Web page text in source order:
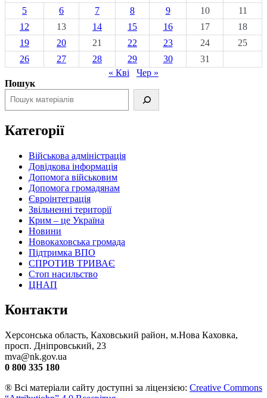
5
6 7 8 9 10
11
12
13 14 15 16 17
18
19
20 21 22 23 24
25
26
27 28 29 30
31
« Кві
Чер »
Пошук
Категорії
Військова адміністрація
Довідкова інформація
Допомога військовим
Допомога громадянам
Євроінтеграція
Звільненні території
Крим – це Україна
Новини
Новокаховська громада
Підтримка ВПО
СПРОТИВ ТРИВАЄ
Стоп насильство
ЦНАП
Контакти
Херсонська область, Каховський район, м.Нова Каховка,
просп. Дніпровський, 23
mva@nk.gov.ua
0 800 335 180
® Всі матеріали сайту доступні за ліцензією: Creative Commons